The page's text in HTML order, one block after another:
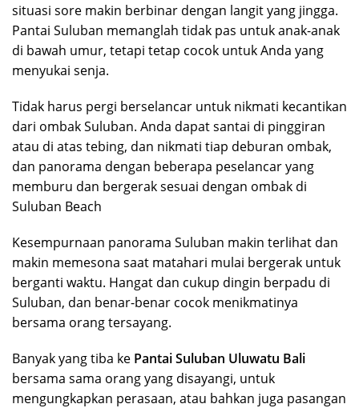
situasi sore makin berbinar dengan langit yang jingga.
Pantai Suluban memanglah tidak pas untuk anak-anak
di bawah umur, tetapi tetap cocok untuk Anda yang
menyukai senja.
Tidak harus pergi berselancar untuk nikmati kecantikan
dari ombak Suluban. Anda dapat santai di pinggiran
atau di atas tebing, dan nikmati tiap deburan ombak,
dan panorama dengan beberapa peselancar yang
memburu dan bergerak sesuai dengan ombak di
Suluban Beach
Kesempurnaan panorama Suluban makin terlihat dan
makin memesona saat matahari mulai bergerak untuk
berganti waktu. Hangat dan cukup dingin berpadu di
Suluban, dan benar-benar cocok menikmatinya
bersama orang tersayang.
Banyak yang tiba ke Pantai Suluban Uluwatu Bali
bersama sama orang yang disayangi, untuk
mengungkapkan perasaan, atau bahkan juga pasangan